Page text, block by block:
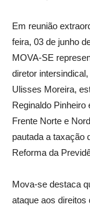
Em reunião
feira, 03 de junho
MOVA-SE
diretor
Ulisses Moreira,
Reginaldo
Frente Norte e
pautada a taxação
Reforma da
Mova-se destaca
ataque aos direitos